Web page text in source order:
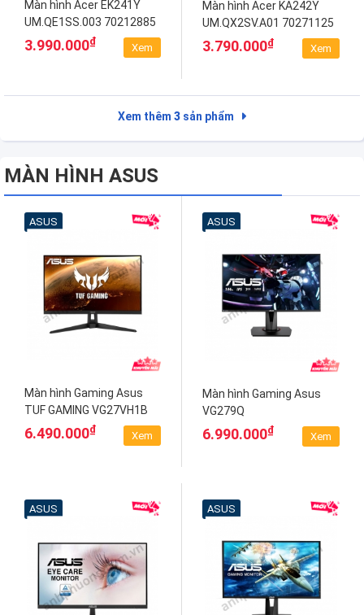
Màn hình Acer EK241Y
UM.QE1SS.003 70212885
3.990.000₫
Xem
Màn hình Acer KA242Y
UM.QX2SV.A01 70271125
3.790.000₫
Xem
Xem thêm 3 sản phẩm
MÀN HÌNH ASUS
ASUS
Màn hình Gaming Asus
TUF GAMING VG27VH1B
6.490.000₫
Xem
ASUS
Màn hình Gaming Asus
VG279Q
6.990.000₫
Xem
ASUS ASUS